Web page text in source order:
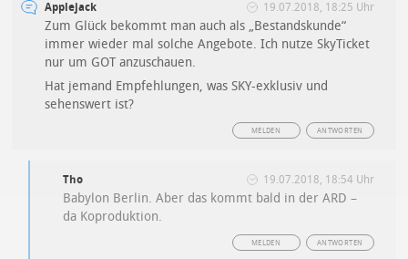
Applejack 19.07.2018, 18:25 Uhr
Zum Glück bekommt man auch als „Bestandskunde“
immer wieder mal solche Angebote. Ich nutze SkyTicket
nur um GOT anzuschauen.
Hat jemand Empfehlungen, was SKY-exklusiv und
sehenswert ist?
ANTWORTEN
MELDEN
Tho 19.07.2018, 18:54 Uhr
Babylon Berlin. Aber das kommt bald in der ARD –
da Koproduktion.
ANTWORTEN
MELDEN